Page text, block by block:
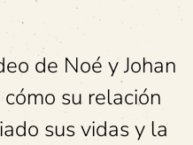
de Noé y Johan
su relación
sus vidas y la